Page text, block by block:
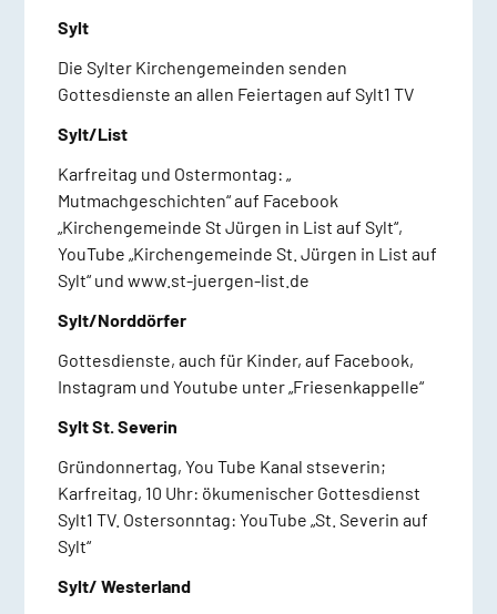
Sylt
Die Sylter Kirchengemeinden senden
Gottesdienste an allen Feiertagen auf Sylt1 TV
Sylt/List
Karfreitag und Ostermontag: „
Mutmachgeschichten“ auf Facebook
„Kirchengemeinde St Jürgen in List auf Sylt“,
YouTube „Kirchengemeinde St. Jürgen in List auf
Sylt“ und www.st-juergen-list.de
Sylt/Norddörfer
Gottesdienste, auch für Kinder, auf Facebook,
Instagram und Youtube unter „Friesenkappelle“
Sylt St. Severin
Gründonnertag, You Tube Kanal stseverin;
Karfreitag, 10 Uhr: ökumenischer Gottesdienst
Sylt1 TV. Ostersonntag: YouTube „St. Severin auf
Sylt“
Sylt/ Westerland